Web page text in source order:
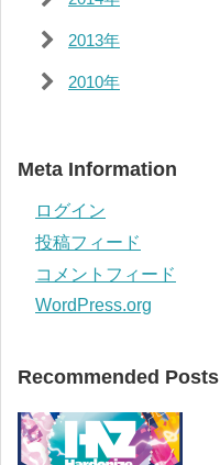
2013年
2010年
Meta Information
ログイン
投稿フィード
コメントフィード
WordPress.org
Recommended Posts